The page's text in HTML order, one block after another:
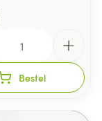
Bestel